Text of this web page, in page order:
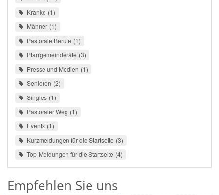
Kranke 1
Männer 1
Pastorale Berufe 1
Pfarrgemeinderäte 3
Presse und Medien 1
Senioren 2
Singles 1
Pastoraler Weg 1
Events 1
Kurzmeldungen für die Startseite 3
Top-Meldungen für die Startseite 4
Empfehlen Sie uns